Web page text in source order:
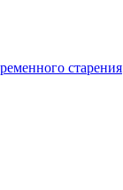
старения